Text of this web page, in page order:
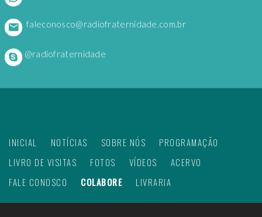
faleconosco@radiofraternidade.com.br
@radiofraternidade
INICIAL NOTÍCIAS SOBRE NÓS
PROGRAMAÇÃO
LIVRO DE VISITAS
FOTOS VÍDEOS
ACERVO
FALE CONOSCO
COLABORE LIVRARIA